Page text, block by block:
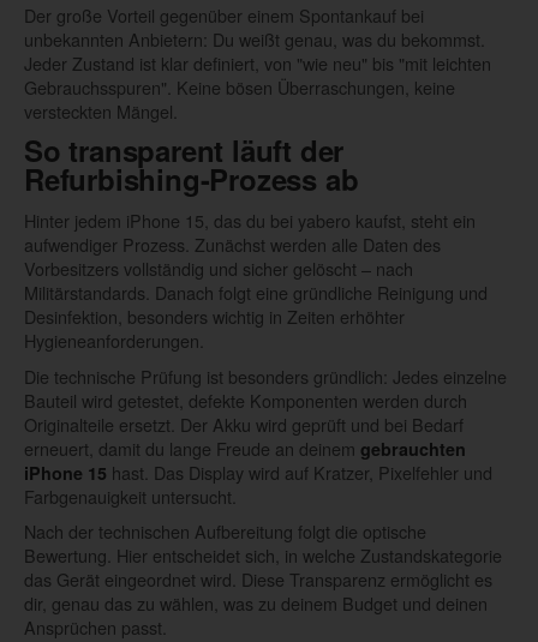
Der große Vorteil gegenüber einem Spontankauf bei
unbekannten Anbietern: Du weißt genau, was du bekommst.
Jeder Zustand ist klar definiert, von "wie neu" bis "mit leichten
Gebrauchsspuren". Keine bösen Überraschungen, keine
versteckten Mängel.
So transparent läuft der
Refurbishing-Prozess ab
Hinter jedem iPhone 15, das du bei yabero kaufst, steht ein
aufwendiger Prozess. Zunächst werden alle Daten des
Vorbesitzers vollständig und sicher gelöscht – nach
Militärstandards. Danach folgt eine gründliche Reinigung und
Desinfektion, besonders wichtig in Zeiten erhöhter
Hygieneanforderungen.
Die technische Prüfung ist besonders gründlich: Jedes einzelne
Bauteil wird getestet, defekte Komponenten werden durch
Originalteile ersetzt. Der Akku wird geprüft und bei Bedarf
erneuert, damit du lange Freude an deinem gebrauchten
iPhone 15 hast. Das Display wird auf Kratzer, Pixelfehler und
Farbgenauigkeit untersucht.
Nach der technischen Aufbereitung folgt die optische
Bewertung. Hier entscheidet sich, in welche Zustandskategorie
das Gerät eingeordnet wird. Diese Transparenz ermöglicht es
dir, genau das zu wählen, was zu deinem Budget und deinen
Ansprüchen passt.